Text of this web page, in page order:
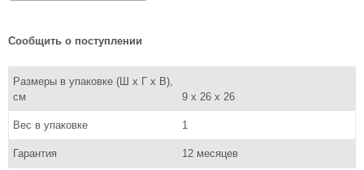
Сообщить о поступлении
Размеры в упаковке (Ш x Г x В),
см
9 x 26 x 26
Вес в упаковке 1
Гарантия 12 месяцев